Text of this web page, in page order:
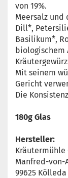
von 19%.
Meersalz
Dill*,
Basilikum*,
biologischem
Mit seinem
Gericht
Die
180g Glas
Hersteller:
Kräutermühle
Manfred-von-
99625 Kölleda